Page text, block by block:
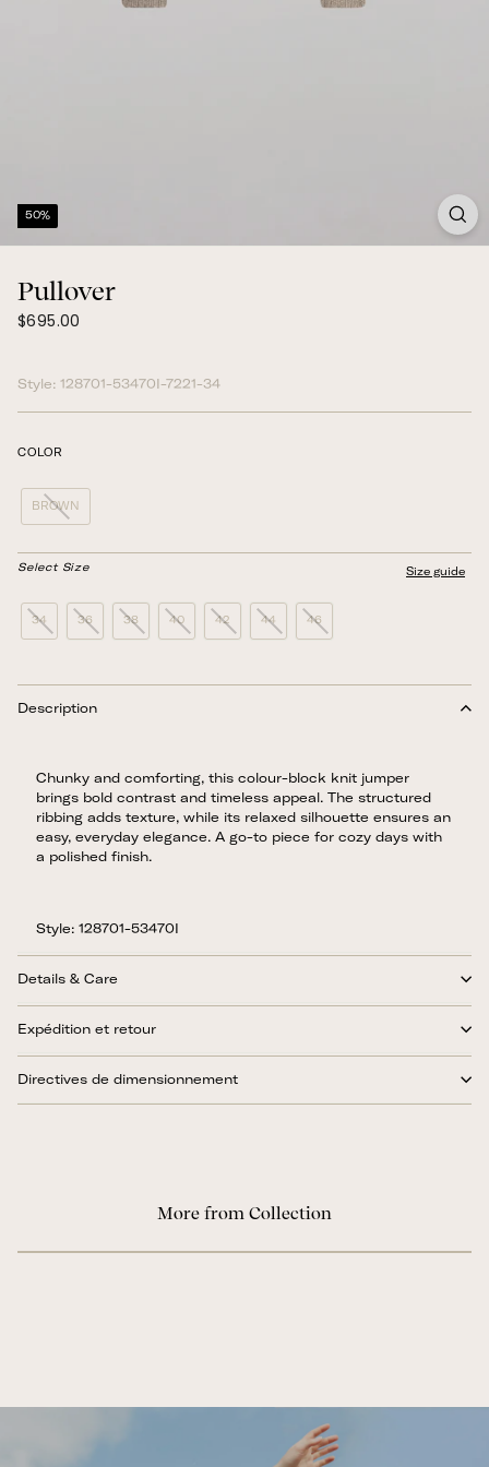
50%
Pullover
Prix
$695.00
Style: 128701-53470I-7221-34
COLOR
BROWN
Select Size Size guide
34 36 38 40 42 44 46
Description
Chunky and comforting, this colour-block knit jumper
brings bold contrast and timeless appeal. The structured
ribbing adds texture, while its relaxed silhouette ensures an
easy, everyday elegance. A go-to piece for cozy days with
a polished finish.
Style: 128701-53470I
Details & Care
Expédition et retour
Directives de dimensionnement
More from Collection